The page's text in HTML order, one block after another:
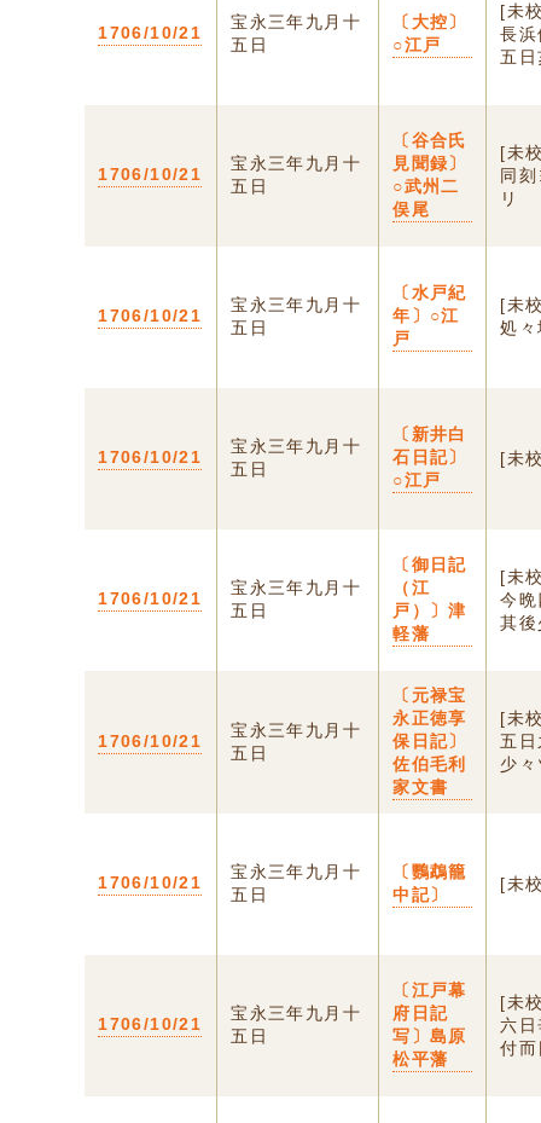
1706/10/21
宝永三年九月十
五日
〔大控〕
○江戸
[未
長
五
1706/10/21
宝永三年九月十
五日
〔谷合氏
見聞録〕
○武州二
俣尾
[未
同
リ
1706/10/21
宝永三年九月十
五日
〔水戸紀
年〕○江
戸
[未
処々
1706/10/21
宝永三年九月十
五日
〔新井白
石日記〕
○江戸
[未
1706/10/21
宝永三年九月十
五日
〔御日記
（江
戸）〕津
軽藩
[未
今晩
其
1706/10/21
宝永三年九月十
五日
〔元禄宝
永正徳享
保日記〕
佐伯毛利
家文書
[未
五
少
1706/10/21
宝永三年九月十
五日
〔鸚鵡籠
中記〕
[未
1706/10/21
宝永三年九月十
五日
〔江戸幕
府日記
写〕島原
松平藩
[未
六
付